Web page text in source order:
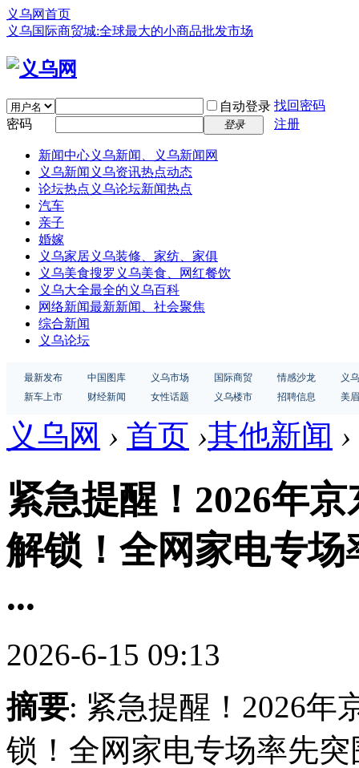
义乌网首页
义乌国际商贸城:全球最大的小商品批发市场
自动登录 找回密码
密码
登录 注册
新闻中心义乌新闻、义乌新闻网
义乌新闻 义乌资讯热点动态
论坛热点 义乌论坛新闻热点
汽车
亲子
婚嫁
义乌家居义乌装修、家纺、家俱
义乌美食搜罗义乌美食、网红餐饮
义乌大全最全的义乌百科
网络新闻最新新闻、社会聚焦
综合新闻
义乌论坛
最新发布 中国图库 义乌市场 国际商贸 情感沙龙
义
新车上市
财经新闻 女性话题 义乌楼市 招聘信息 美
义乌网 › 首页 ›其他新闻 ›
紧急提醒！2026年
解锁！全网家电专场
...
2026-6-15 09:13
摘要: 紧急提醒！2026年
锁！全网家电专场率先